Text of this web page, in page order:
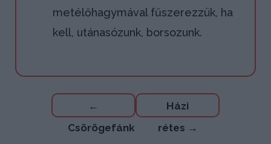
metélőhagymával fűszerezzük, ha
kell, utánasózunk, borsozunk.
Bejegyzés
navigáció
←
Csörögefánk
Házi
rétes →